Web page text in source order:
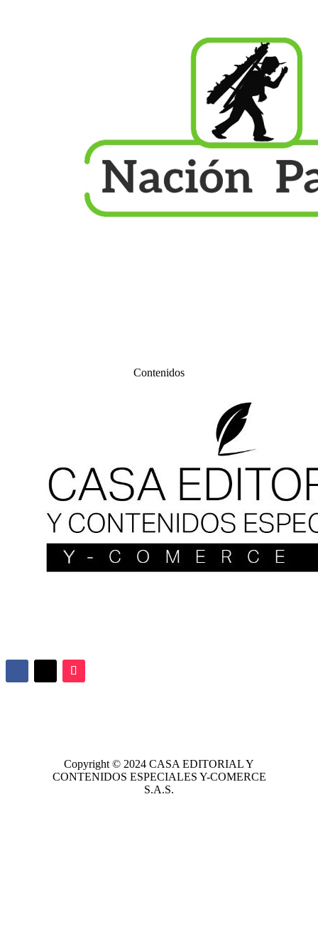
Contenidos
Copyright © 2024 CASA EDITORIALY
CONTENIDOS ESPECIALES Y-COMERCE
S.A.S.